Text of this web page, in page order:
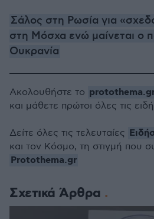
Σάλος στη Ρωσία για
στη Μόσχα ενώ μαίνεται ο
Ουκρανία
Σχετικά Άρθρα
Ακολουθήστε το
και μάθετε πρώτοι όλες τις
Δείτε όλες τις τελευταίες
και τον Κόσμο, τη στιγμή που
Protothema.gr